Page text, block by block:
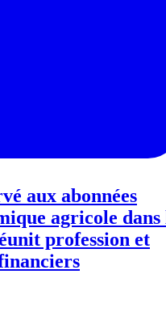
aux abonnées
agricole
profession et